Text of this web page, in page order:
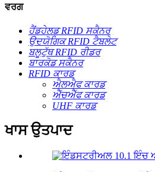
ਵਰਗ
ਹੈਂਡਹੇਲਡ RFID ਸਕੈਨਰ
ਉਦਯੋਗਿਕ RFID ਟੈਬਲੇਟ
ਬਲੂਟੁੱਥ RFID ਰੀਡਰ
ਬਾਰਕੋਡ ਸਕੈਨਰ
RFID ਕਾਰਡ
ਐਲਐਫ ਕਾਰਡ
ਐੱਚਐੱਫ ਕਾਰਡ
UHF ਕਾਰਡ
ਖਾਸ ਉਤਪਾਦ